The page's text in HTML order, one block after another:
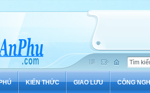
KIẾN THỨC GIAO LƯU CÔNG